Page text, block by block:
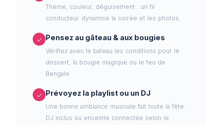
Thème, couleur, déguisement : un fil
conducteur dynamise la soirée et les photos.
✓ Pensez au gâteau & aux bougies
Vérifiez avec le bateau les conditions pour le
dessert, la bougie magique ou le feu de
Bengale.
✓ Prévoyez la playlist ou un DJ
Une bonne ambiance musicale fait toute la fête.
DJ inclus ou enceinte connectée selon le